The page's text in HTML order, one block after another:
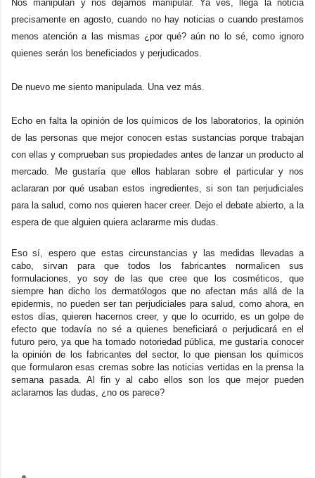
Nos manipulan y nos dejamos manipular. Ya ves, llega la noticia
precisamente en agosto, cuando no hay noticias o cuando prestamos
menos atención a las mismas ¿por qué? aún no lo sé, como ignoro
quienes serán los beneficiados y perjudicados.
De nuevo me siento manipulada. Una vez más.
Echo en falta la opinión de los químicos de los laboratorios, la opinión
de las personas que mejor conocen estas sustancias porque trabajan
con ellas y comprueban sus propiedades antes de lanzar un producto al
mercado. Me gustaría que ellos hablaran sobre el particular y nos
aclararan por qué usaban estos ingredientes, si son tan perjudiciales
para la salud, como nos quieren hacer creer. Dejo el debate abierto, a la
espera de que alguien quiera aclararme mis dudas.
Eso sí, espero que estas circunstancias y las medidas llevadas a
cabo, sirvan para que todos los fabricantes normalicen sus
formulaciones, yo soy de las que cree que los cosméticos, que
siempre han dicho los dermatólogos que no afectan más allá de la
epidermis, no pueden ser tan perjudiciales para salud, como ahora, en
estos días, quieren hacernos creer, y que lo ocurrido, es un golpe de
efecto que todavía no sé a quienes beneficiará o perjudicará en el
futuro pero, ya que ha tomado notoriedad pública, me gustaría conocer
la opinión de los fabricantes del sector, lo que piensan los químicos
que formularon esas cremas sobre las noticias vertidas en la prensa la
semana pasada. Al fin y al cabo ellos son los que mejor pueden
aclararnos las dudas, ¿no os parece?